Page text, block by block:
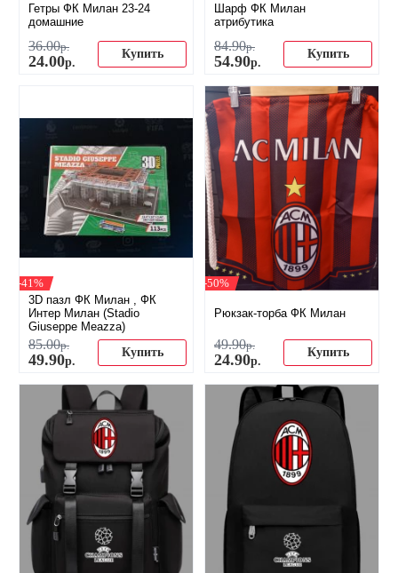
Гетры ФК Милан 23-24
домашние
36.00р.
24.00р.
Купить
Шарф ФК Милан
атрибутика
84.90р.
54.90р.
Купить
-41%
3D пазл ФК Милан , ФК
Интер Милан (Stadio
Giuseppe Meazza)
85.00р.
49.90р.
Купить
-50%
Рюкзак-торба ФК Милан
49.90р.
24.90р.
Купить